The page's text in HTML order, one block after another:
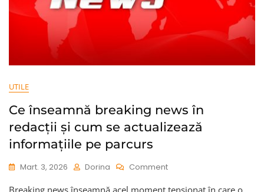
UTILE
Ce înseamnă breaking news în
redacții și cum se actualizează
informațiile pe parcurs
Mart. 3, 2026 Dorina CommentOn
Breaking news înseamnă acel moment tensionat în care o